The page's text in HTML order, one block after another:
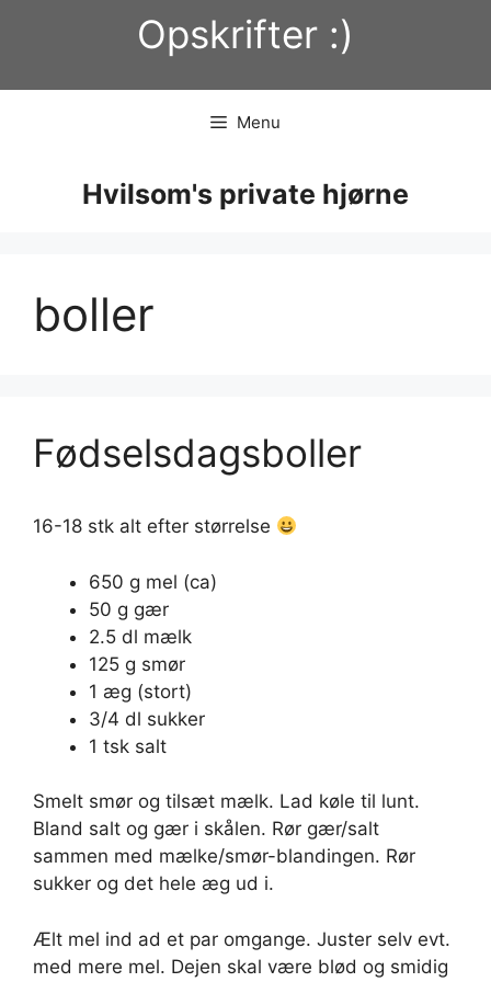
Opskrifter :)
Menu
Hvilsom's private hjørne
boller
Fødselsdagsboller
16-18 stk alt efter størrelse
650 g mel (ca)
50 g gær
2.5 dl mælk
125 g smør
1 æg (stort)
3/4 dl sukker
1 tsk salt
Smelt smør og tilsæt mælk. Lad køle til lunt.
Bland salt og gær i skålen. Rør gær/salt
sammen med mælke/smør-blandingen. Rør
sukker og det hele æg ud i.
Ælt mel ind ad et par omgange. Juster selv evt.
med mere mel. Dejen skal være blød og smidig